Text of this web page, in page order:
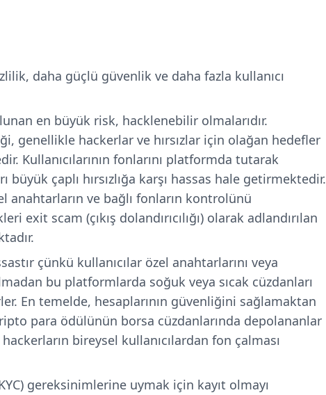
daha güçlü güvenlik ve daha fazla kullanıcı
en büyük risk, hacklenebilir olmalarıdır.
genellikle hackerlar ve hırsızlar için olağan hedefler
Kullanıcılarının fonlarını platformda tutarak
çaplı hırsızlığa karşı hassas hale getirmektedir.
anahtarların ve bağlı fonların kontrolünü
scam (çıkış dolandırıcılığı) olarak adlandırılan
çünkü kullanıcılar özel anahtarlarını veya
bu platformlarda soğuk veya sıcak cüzdanları
En temelde, hesaplarının güvenliğini sağlamaktan
para ödülünün borsa cüzdanlarında depolananlar
bireysel kullanıcılardan fon çalması
gereksinimlerine uymak için kayıt olmayı